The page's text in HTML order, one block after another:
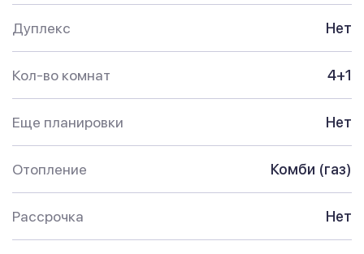
Дуплекс Нет
Кол-во комнат 4+1
Еще планировки Нет
Отопление Комби (газ)
Рассрочка Нет